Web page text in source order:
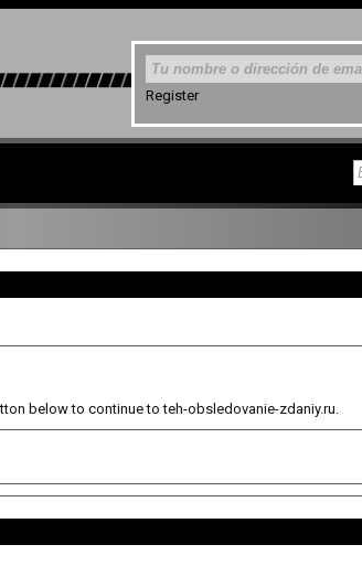
below to continue to teh-obsledovanie-zdaniy.ru.
Register